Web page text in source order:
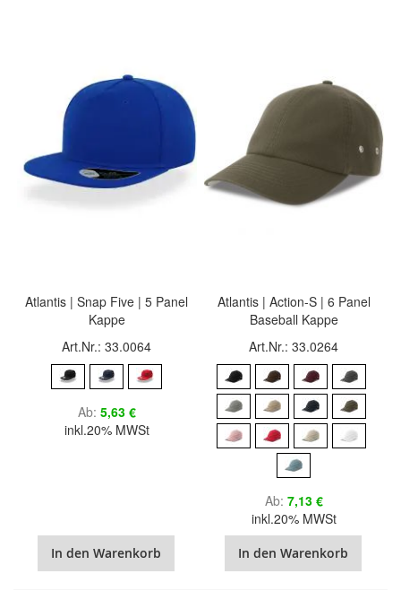
Atlantis | Snap Five | 5 Panel
Kappe
Art.Nr.: 33.0064
Ab 5,63 €
inkl.20% MWSt
In den Warenkorb
Atlantis | Action-S | 6 Panel
Baseball Kappe
Art.Nr.: 33.0264
Ab 7,13 €
inkl.20% MWSt
In den Warenkorb